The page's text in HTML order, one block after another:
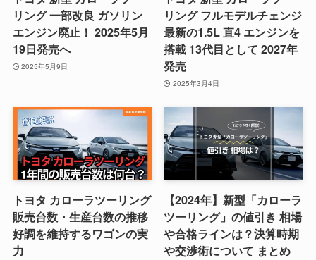
リング 一部改良 ガソリン
エンジン廃止！ 2025年5月
19日発売へ
2025年5月9日
リング フルモデルチェンジ
最新の1.5L 直4 エンジンを
搭載 13代目として 2027年
発売
2025年3月4日
トヨタ カローラツーリング
販売台数・生産台数の推移
好調を維持するワゴンの実
力
【2024年】新型「カローラ
ツーリング」の値引き 相場
や合格ラインは？決算時期
や交渉術について まとめ